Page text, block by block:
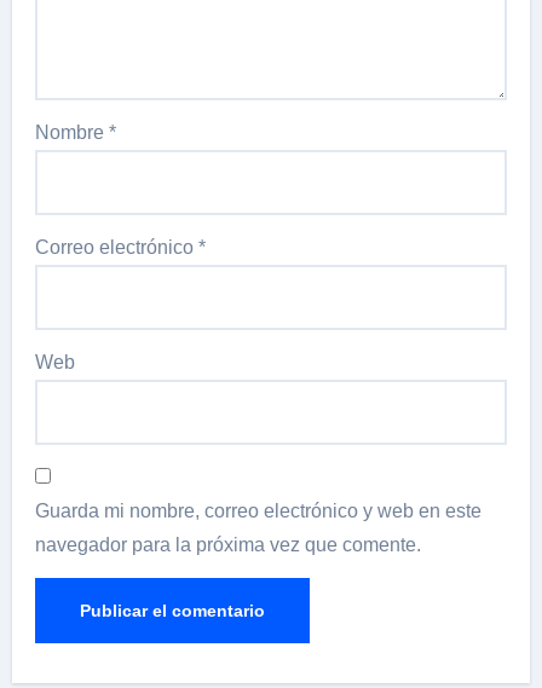
Nombre*
Correo electrónico*
Web
Guarda mi nombre, correo electrónico y web en este
navegador para la próxima vez que comente.